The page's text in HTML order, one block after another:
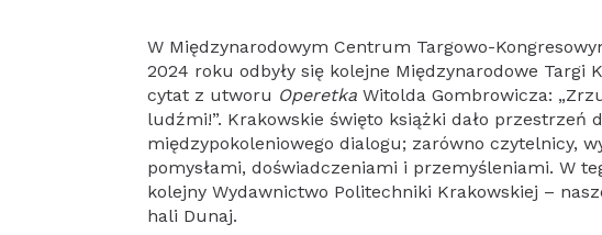
W Międzynarodowym Centrum Targowo-
2024 roku odbyły się kolejne Międzynarodowe Targi
cytat z utworu Operetka Witolda Gombrowicza:
ludźmi!”. Krakowskie święto książki dało przestrzeń
międzypokoleniowego dialogu; zarówno czytelnicy,
pomysłami, doświadczeniami i przemyśleniami. W
kolejny Wydawnictwo Politechniki Krakowskiej –
hali Dunaj.